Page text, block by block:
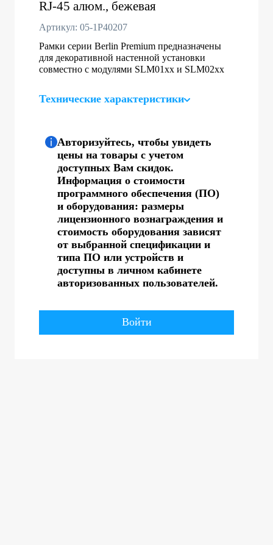
RJ-45 алюм., бежевая
Артикул: 05-1P40207
Рамки серии Berlin Premium предназначены
для декоративной настенной установки
совместно с модулями SLM01хх и SLM02xx
Технические характеристики
Авторизуйтесь, чтобы увидеть
цены на товары с учетом
доступных Вам скидок.
Информация о стоимости
программного обеспечения (ПО)
и оборудования: размеры
лицензионного вознаграждения и
стоимость оборудования зависят
от выбранной спецификации и
типа ПО или устройств и
доступны в личном кабинете
авторизованных пользователей.
Войти